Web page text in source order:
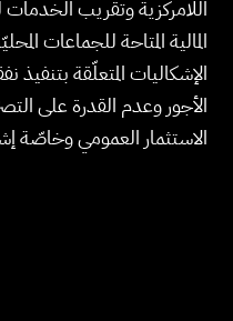
اللامركزية وتقريب الخدمات
المالية المتاحة للجماعات
الإشكاليات المتعلّقة بتنفيذ
الأجور وعدم القدرة على
الاستثمار العمومي وخاصّة